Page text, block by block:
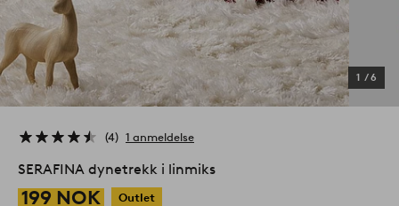
1 /6
4 1 anmeldelse
SERAFINA dynetrekk i linmiks
199 NOK Outlet